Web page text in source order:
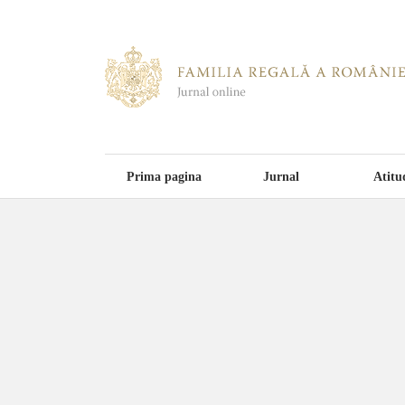
Prima pagina Jurnal